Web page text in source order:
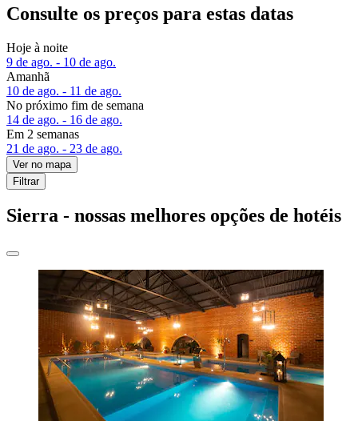
Consulte os preços para estas datas
Hoje à noite
9 de ago. - 10 de ago.
Amanhã
10 de ago. - 11 de ago.
No próximo fim de semana
14 de ago. - 16 de ago.
Em 2 semanas
21 de ago. - 23 de ago.
Ver no mapa
Filtrar
Sierra - nossas melhores opções de hotéis